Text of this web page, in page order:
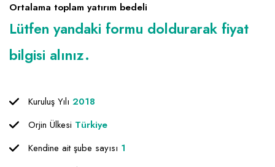
Lojistik - Kargo ve Kurye
Mali Kayıt ve Denetim
Matbaa - Fotoğraf
Ortalama toplam yatırım bedeli
Lütfen yandaki formu doldurarak fiyat
bilgisi alınız.
Kuruluş Yılı 2018
Orjin Ülkesi Türkiye
Kendine ait şube sayısı 1